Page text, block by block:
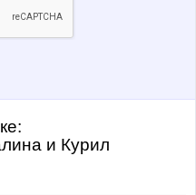
и Курил